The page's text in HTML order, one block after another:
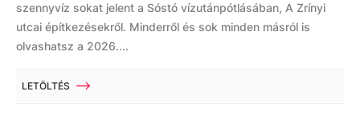
szennyvíz sokat jelent a Sóstó vízutánpótlásában, A Zrínyi
utcai építkezésekről. Minderről és sok minden másról is
olvashatsz a 2026....
LETÖLTÉS